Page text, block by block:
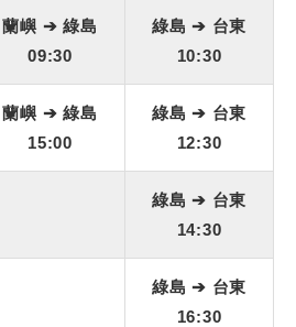
蘭嶼 ➔ 綠島
09:30
綠島 ➔ 台東
10:30
蘭嶼 ➔ 綠島
15:00
綠島 ➔ 台東
12:30
綠島 ➔ 台東
14:30
綠島 ➔ 台東
16:30